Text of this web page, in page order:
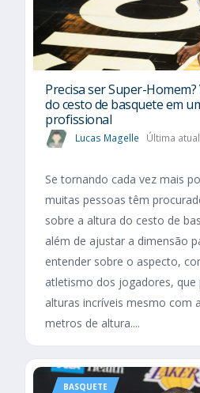
Precisa ser Super-
do cesto de basquete em
profissional
Lucas Magelle Última
Se tornando cada vez mais
muitas pessoas têm
sobre a altura do cesto de
além de ajustar a dimensão
entender sobre o aspecto,
atletismo dos jogadores, que
alturas incríveis mesmo com
metros de altura....
BASQUETE